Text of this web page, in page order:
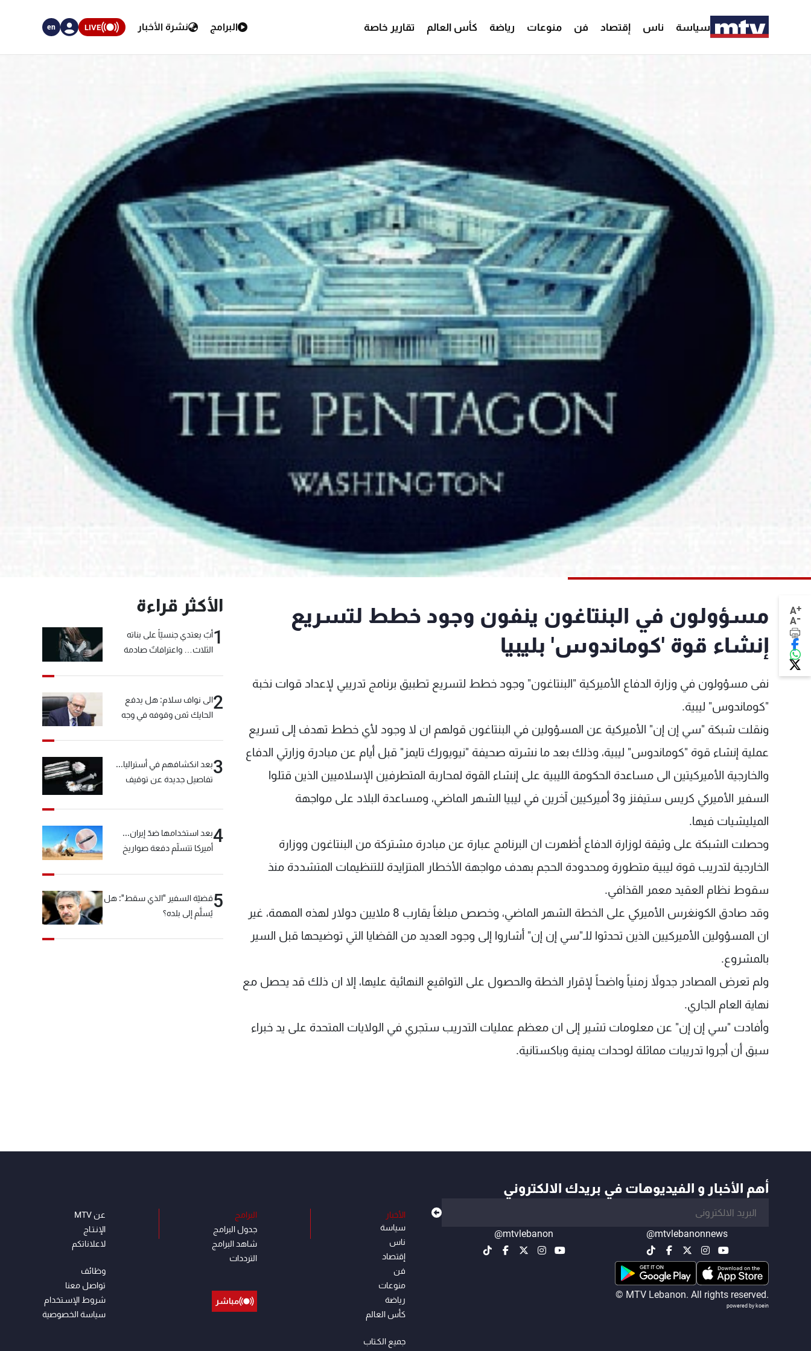
سياسة ناس إقتصاد فن منوعات رياضة كأس العالم تقارير خاصة البرامج نشرة الأخبار LIVE
en
A+
A-
مسؤولون في البنتاغون ينفون وجود خطط لتسريع
إنشاء قوة 'كوماندوس' بليبيا
نفى مسؤولون في وزارة الدفاع الأميركية "البنتاغون" وجود خطط لتسريع تطبيق برنامج تدريبي لإعداد قوات نخبة
"كوماندوس" ليبية.
ونقلت شبكة "سي إن إن" الأميركية عن المسؤولين في البنتاغون قولهم ان لا وجود لأي خطط تهدف إلى تسريع
عملية إنشاء قوة "كوماندوس" ليبية، وذلك بعد ما نشرته صحيفة "نيويورك تايمز" قبل أيام عن مبادرة وزارتي الدفاع
والخارجية الأميركيتين الى مساعدة الحكومة الليبية على إنشاء القوة لمحاربة المتطرفين الإسلاميين الذين قتلوا
السفير الأميركي كريس ستيفنز و3 أميركيين آخرين في ليبيا الشهر الماضي، ومساعدة البلاد على مواجهة
الميليشيات فيها.
وحصلت الشبكة على وثيقة لوزارة الدفاع أظهرت ان البرنامج عبارة عن مبادرة مشتركة من البنتاغون ووزارة
الخارجية لتدريب قوة ليبية متطورة ومحدودة الحجم بهدف مواجهة الأخطار المتزايدة للتنظيمات المتشددة منذ
سقوط نظام العقيد معمر القذافي.
وقد صادق الكونغرس الأميركي على الخطة الشهر الماضي، وخصص مبلغاً يقارب 8 ملايين دولار لهذه المهمة، غير
ان المسؤولين الأميركيين الذين تحدثوا للـ"سي إن إن" أشاروا إلى وجود العديد من القضايا التي توضيحها قبل السير
بالمشروع.
ولم تعرض المصادر جدولاً زمنياً واضحاً لإقرار الخطة والحصول على التواقيع النهائية عليها، إلا ان ذلك قد يحصل مع
نهاية العام الجاري.
وأفادت "سي إن إن" عن معلومات تشير إلى ان معظم عمليات التدريب ستجري في الولايات المتحدة على يد خبراء
سبق أن أجروا تدريبات مماثلة لوحدات يمنية وباكستانية.
الأكثر قراءة
1أبٌ يعتدي جنسيّاً على بناته
الثلاث… واعترافاتٌ صادمة
2الى نواف سلام: هل يدفع
الحايك ثمن وقوفه في وجه
3بعد انكشافهم في أستراليا...
تفاصيل جديدة عن توقيف
4بعد استخدامها ضدّ إيران...
أميركا تتسلّم دفعة صواريخ
5قضيّة السفير "الذي سقط": هل
يُسلَّم إلى بلده؟
أهم الأخبار و الفيديوهات في بريدك الالكتروني
@mtvlebanonnews
@mtvlebanon
© MTV Lebanon. All rights reserved.
powered by koein
الأخبار
سياسة
ناس
إقتصاد
فن
منوعات
رياضة
كأس العالم
جميع الكـتاب
البرامج
جدول البرامج
شاهد البرامج
الترددات
مباشر
عن MTV
الإنـتـاج
لاعلاناتكم
وظائف
تواصل معنا
شروط الإسـتخدام
سياسة الخصوصية